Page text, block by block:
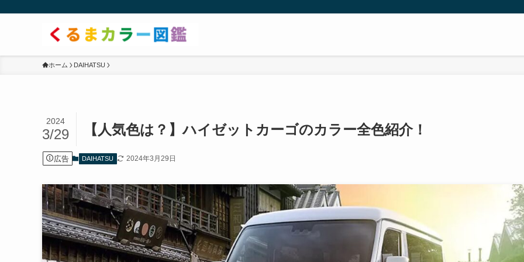
ホーム DAIHATSU
【人気色は？】ハイゼットカーゴのカラー全色紹介！
2024
3/29
広告 DAIHATSU 2024年3月29日